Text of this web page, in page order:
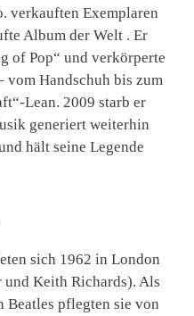
verkauften Exemplaren
Album der Welt . Er
of Pop“ und verkörperte
Handschuh bis zum
Lean. 2009 starb er
generiert weiterhin
hält seine Legende
sich 1962 in London
Keith Richards). Als
Beatles pflegten sie von